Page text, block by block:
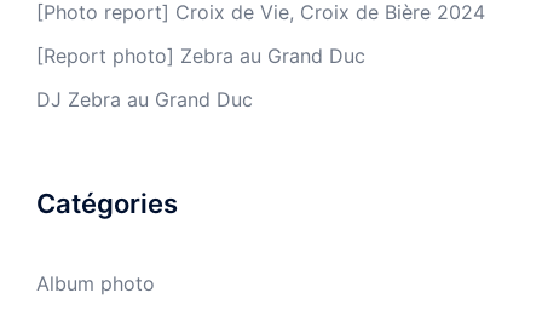
[Photo report] Croix de Vie, Croix de Bière 2024
[Report photo] Zebra au Grand Duc
DJ Zebra au Grand Duc
Catégories
Album photo